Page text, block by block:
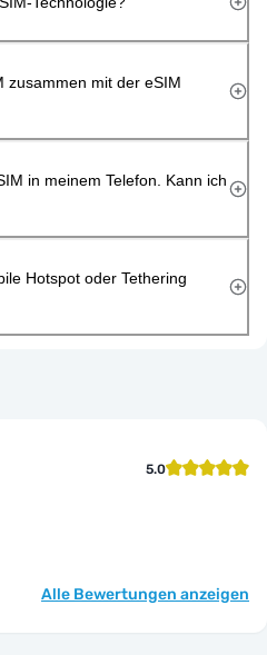
zusammen mit der eSIM
in meinem Telefon. Kann ich
Hotspot oder Tethering
5.0
Alle Bewertungen anzeigen